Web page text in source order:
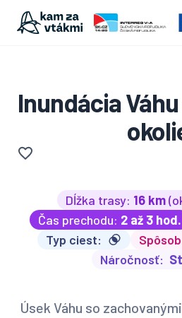
Inundácia
Dĺžka trasy: 16 km
Čas prechodu: 2 až 3 hod.
Typ ciest:
Náročnosť:
Úsek Váhu so